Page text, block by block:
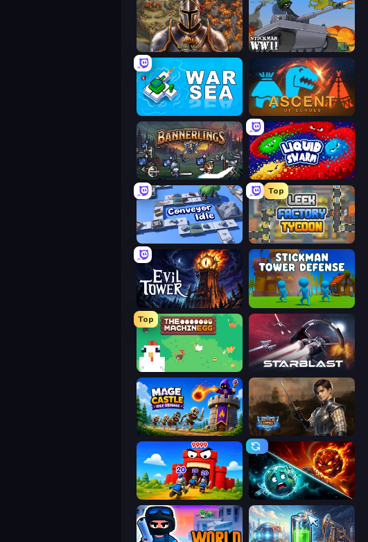
Khan Wars Stickman WW2
War Sea Ascent of Echoes
Bannerlings Liquid Swarm
Conveyor Idle
Top
Leek Factory Tycoon
Evil Tower
Top
The MachinEGG StarBlast
Mage Castle Idle Defense Battle Arena
TimeWarriors PlanetCrush 2